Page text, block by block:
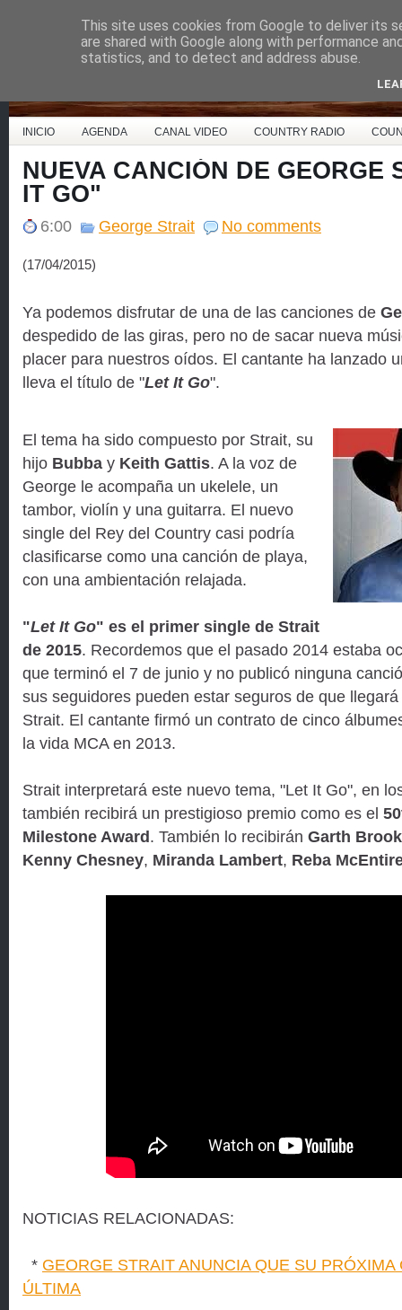
Country Music España
INICIO AGENDA CANAL VIDEO COUNTRY RADIO
NUEVA CANCIÓN DE GEORGE
IT GO"
6:00 George Strait No comments
(17/04/2015)
Ya podemos disfrutar de una de las canciones de
despedido de las giras, pero no de sacar nueva
placer para nuestros oídos. El cantante ha lanzado
lleva el título de "Let It Go".
El tema ha sido compuesto por Strait, su
hijo Bubba y Keith Gattis. A la voz de
George le acompaña un ukelele, un
tambor, violín y una guitarra. El nuevo
single del Rey del Country casi podría
clasificarse como una canción de playa,
con una ambientación relajada.
"Let It Go" es el primer single de Strait
de 2015. Recordemos que el pasado 2014 estaba
que terminó el 7 de junio y no publicó ninguna
sus seguidores pueden estar seguros de que
Strait. El cantante firmó un contrato de cinco
la vida MCA en 2013.
Strait interpretará este nuevo tema, "Let It Go", en
también recibirá un prestigioso premio como es el
Milestone Award. También lo recibirán Garth
Kenny Chesney, Miranda Lambert, Reba
NOTICIAS RELACIONADAS:
* GEORGE STRAIT ANUNCIA QUE SU PRÓXIMA
ÚLTIMA
This site uses cookies from Google to deliver its
are shared with Google along with performance
statistics, and to detect and address abuse.